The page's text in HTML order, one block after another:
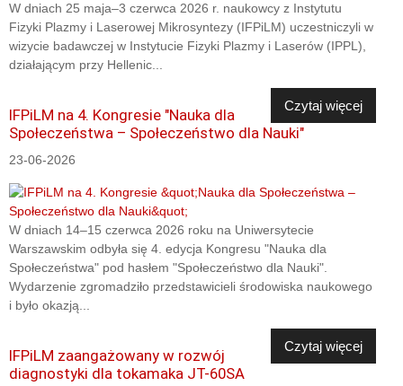
W dniach 25 maja–3 czerwca 2026 r. naukowcy z Instytutu
Fizyki Plazmy i Laserowej Mikrosyntezy (IFPiLM) uczestniczyli w
wizycie badawczej w Instytucie Fizyki Plazmy i Laserów (IPPL),
działającym przy Hellenic...
Czytaj więcej
IFPiLM na 4. Kongresie "Nauka dla
Społeczeństwa – Społeczeństwo dla Nauki"
23-06-2026
W dniach 14–15 czerwca 2026 roku na Uniwersytecie
Warszawskim odbyła się 4. edycja Kongresu "Nauka dla
Społeczeństwa" pod hasłem "Społeczeństwo dla Nauki".
Wydarzenie zgromadziło przedstawicieli środowiska naukowego
i było okazją...
Czytaj więcej
IFPiLM zaangażowany w rozwój
diagnostyki dla tokamaka JT-60SA